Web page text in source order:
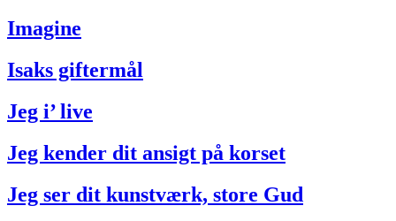
Imagine
Isaks giftermål
Jeg i’ live
Jeg kender dit ansigt på korset
Jeg ser dit kunstværk, store Gud